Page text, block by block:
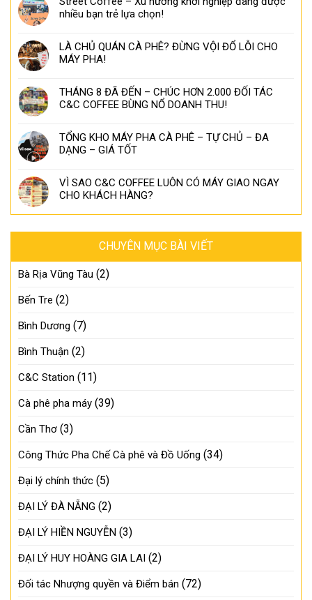
nhiều bạn trẻ lựa chọn!
LÀ CHỦ QUÁN CÀ PHÊ? ĐỪNG VỘI ĐỔ LỖI CHO
MÁY PHA!
THÁNG 8 ĐÃ ĐẾN – CHÚC HƠN 2.000 ĐỐI TÁC
C&C COFFEE BÙNG NỔ DOANH THU!
TỔNG KHO MÁY PHA CÀ PHÊ – TỰ CHỦ – ĐA
DẠNG – GIÁ TỐT
VÌ SAO C&C COFFEE LUÔN CÓ MÁY GIAO NGAY
CHO KHÁCH HÀNG?
CHUYÊN MỤC BÀI VIẾT
Bà Rịa Vũng Tàu (2)
Bến Tre (2)
Bình Dương (7)
Bình Thuận (2)
C&C Station (11)
Cà phê pha máy (39)
Cần Thơ (3)
Công Thức Pha Chế Cà phê và Đồ Uống (34)
Đại lý chính thức (5)
ĐẠI LÝ ĐÀ NẴNG (2)
ĐẠI LÝ HIỀN NGUYỄN (3)
ĐẠI LÝ HUY HOÀNG GIA LAI (2)
Đối tác Nhượng quyền và Điểm bán (72)